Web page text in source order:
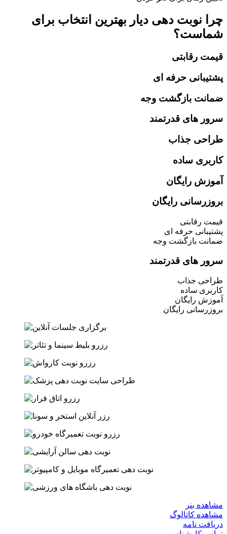
نوبت دهی دیار بهترین انتخاب برای
رقابتی
حرفه ای
بازگشت وجه
های قدرتمند
جذاب
ساده
رایگان
رایگان
رقابتی
حرفه ای
بازگشت وجه
های قدرتمند
جذاب
ساده
رایگان
رایگان
بنر
کاتالوگ
نامه